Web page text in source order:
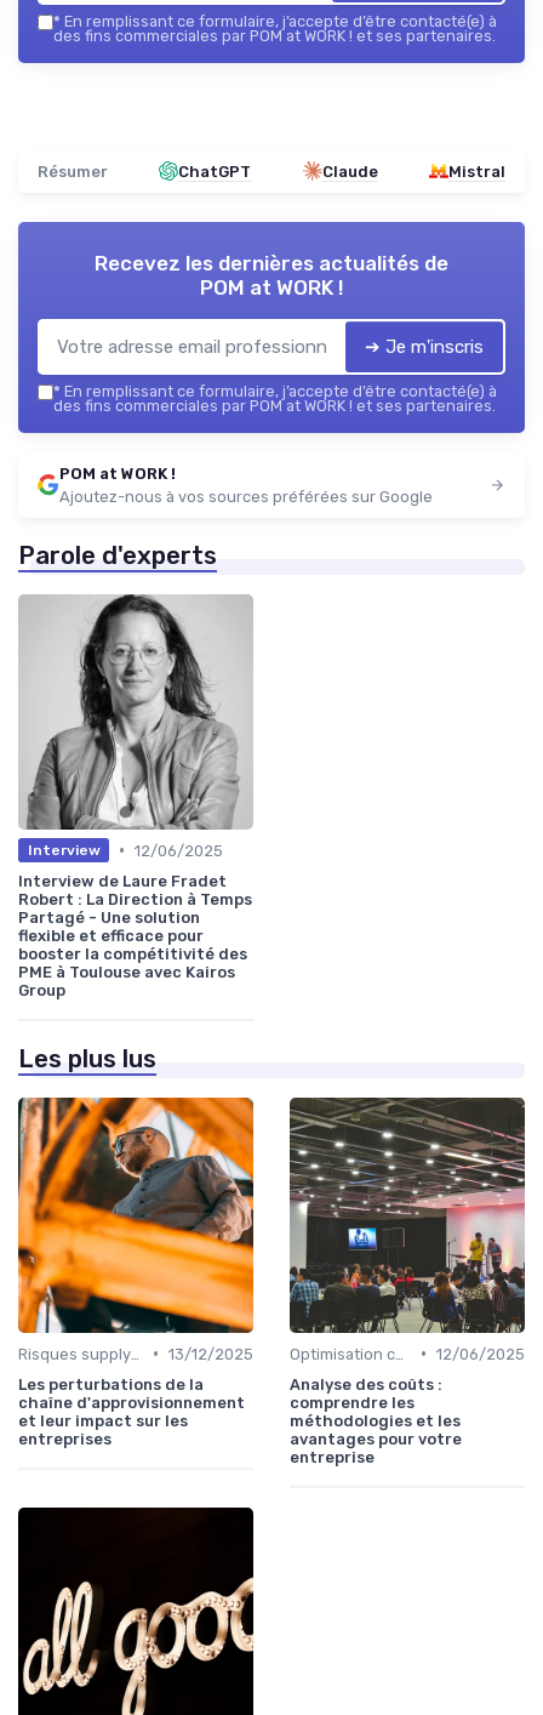
* En remplissant ce formulaire, j’accepte d’être contacté(e) à
des fins commerciales par POM at WORK ! et ses partenaires.
Résumer ChatGPT Claude Mistral
Recevez les dernières actualités de
POM at WORK !
➔ Je m'inscris
* En remplissant ce formulaire, j’accepte d’être contacté(e) à
des fins commerciales par POM at WORK ! et ses partenaires.
POM at WORK !
Ajoutez-nous à vos sources préférées sur Google
Parole d'experts
Interview • 12/06/2025
Interview de Laure Fradet
Robert : La Direction à Temps
Partagé - Une solution
flexible et efficace pour
booster la compétitivité des
PME à Toulouse avec Kairos
Group
Les plus lus
• 13/12/2025
Les perturbations de la
chaîne d'approvisionnement
et leur impact sur les
entreprises
• 12/06/2025
Analyse des coûts :
comprendre les
méthodologies et les
avantages pour votre
entreprise